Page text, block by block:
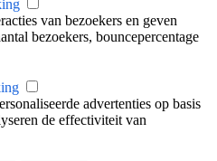
van bezoekers en geven
bezoekers, bouncepercentage
advertenties op basis
de effectiviteit van